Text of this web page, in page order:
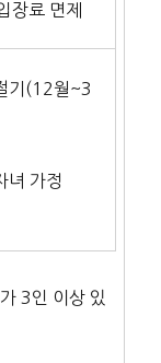
장료 면제
기(12월~3
녀 가정
3인 이상 있